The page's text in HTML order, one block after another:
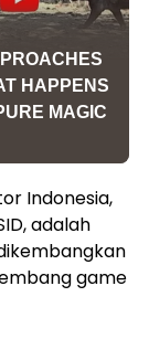
Indonesia,
adalah
game